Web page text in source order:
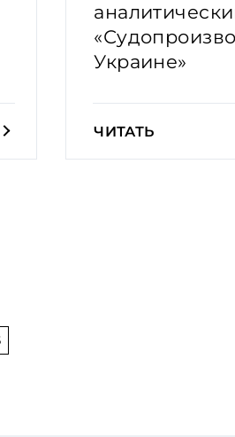
Украине»
ЧИТАТЬ